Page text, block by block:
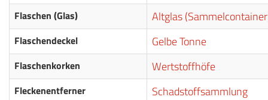
Flaschen (Glas) Altglas
Flaschendeckel Gelbe Tonne
Flaschenkorken Wertstoffhöfe
Fleckenentferner Schadstoffsammlung